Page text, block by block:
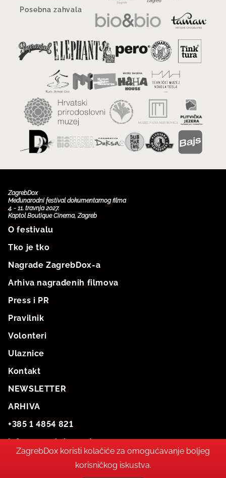
Posebna zahvala
ZagrebDox
Međunarodni festival dokumentarnog filma
4. - 11. travnja 2027.
Kaptol Boutique Cinema, Zagreb
O festivalu
Tko je tko
Nagrade ZagrebDox-a
Arhiva nagrađenih filmova
Press i PR
Pravilnik
Volonteri
Ulaznice
Kontakt
NEWSLETTER
ARHIVA
+385 1 4854 821
info@zagrebdox.net
ZagrebDox koristi kolačiće za omogućavanje boljeg
korisničkog iskustva.